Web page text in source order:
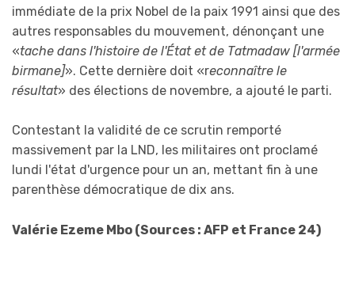
immédiate de la prix Nobel de la paix 1991 ainsi que des
autres responsables du mouvement, dénonçant une
«tache dans l'histoire de l'État et de Tatmadaw [l'armée
birmane]». Cette dernière doit «reconnaître le
résultat» des élections de novembre, a ajouté le parti.
Contestant la validité de ce scrutin remporté
massivement par la LND, les militaires ont proclamé
lundi l'état d'urgence pour un an, mettant fin à une
parenthèse démocratique de dix ans.
Valérie Ezeme Mbo (Sources : AFP et France 24)